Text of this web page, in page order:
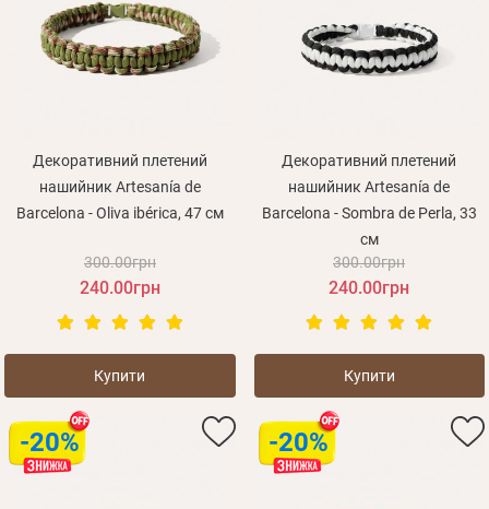
Декоративний плетений
нашийник Artesanía de
Barcelona - Oliva ibérica, 47 см
300.00грн
240.00грн
Купити
Декоративний плетений
нашийник Artesanía de
Barcelona - Sombra de Perla, 33
см
300.00грн
240.00грн
Купити
-20% -20%